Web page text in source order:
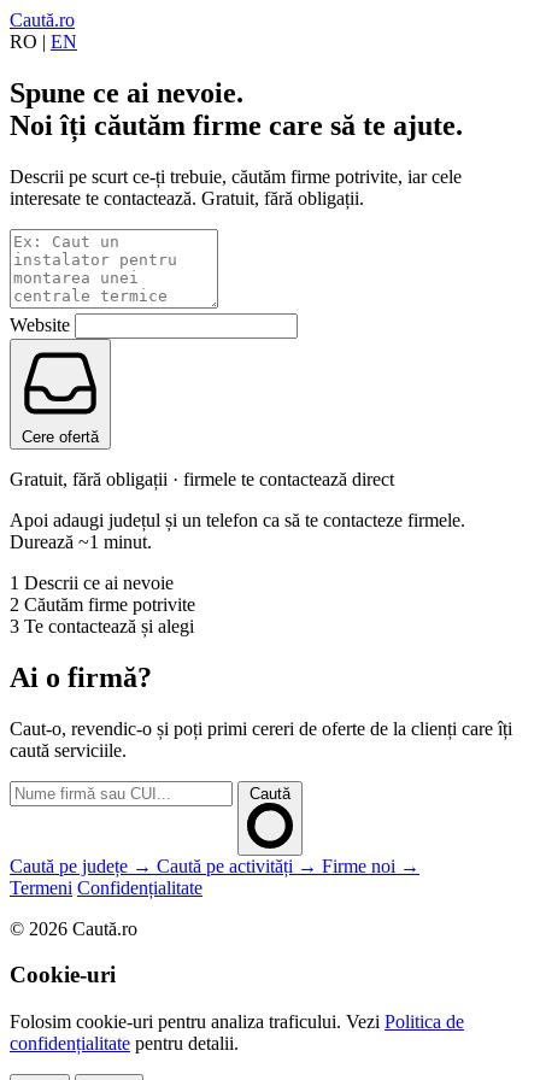
Caută.ro
RO | EN
Spune ce ai nevoie.
Noi îți căutăm firme care să te ajute.
Descrii pe scurt ce-ți trebuie, căutăm firme potrivite, iar cele
interesate te contactează. Gratuit, fără obligații.
Website
Cere ofertă
Gratuit, fără obligații · firmele te contactează direct
Apoi adaugi județul și un telefon ca să te contacteze firmele.
Durează ~1 minut.
1 Descrii ce ai nevoie
2 Căutăm firme potrivite
3 Te contactează și alegi
Ai o firmă?
Caut-o, revendic-o și poți primi cereri de oferte de la clienți care îți
caută serviciile.
Caută
Caută pe județe → Caută pe activități → Firme noi →
Termeni Confidențialitate
© 2026 Caută.ro
Cookie-uri
Folosim cookie-uri pentru analiza traficului. Vezi Politica de
confidențialitate pentru detalii.